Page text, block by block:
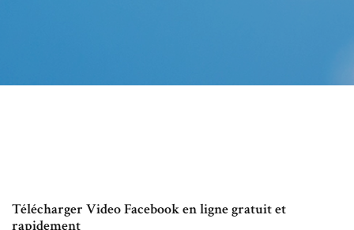
Télécharger Video Facebook en ligne gratuit et
rapidement